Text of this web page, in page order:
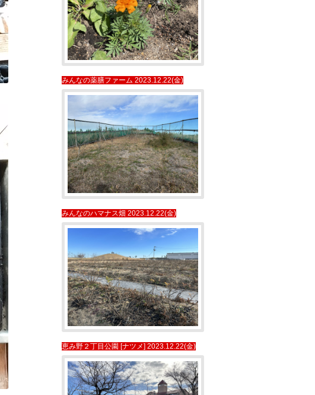
みんなの薬膳ファーム 2023.12.22(金)
みんなのハマナス畑 2023.12.22(金)
恵み野２丁目公園 [ナツメ] 2023.12.22(金)